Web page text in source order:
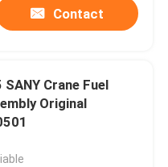
Contact
Crane Fuel
Original